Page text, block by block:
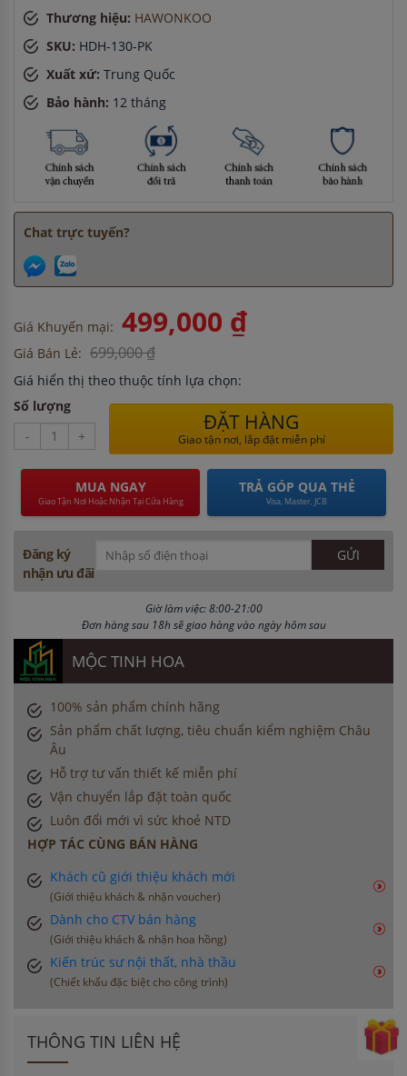
Thương hiệu: HAWONKOO
SKU: HDH-130-PK
Xuất xứ: Trung Quốc
Bảo hành: 12 tháng
Chat trực tuyến?
Giá Khuyến mại: 499,000 ₫
Giá Bán Lẻ: 699,000 ₫
Giá hiển thị theo thuộc tính lựa chọn:
Số lượng
-
+
ĐẶT HÀNG
Giao tận nơi, lắp đặt miễn phí
MUA NGAY
Giao Tận Nơi Hoặc Nhận Tại Cửa Hàng
TRẢ GÓP QUA THẺ
Visa, Master, JCB
Đăng ký
nhận ưu đãi
Giờ làm việc: 8:00-21:00
Đơn hàng sau 18h sẽ giao hàng vào ngày hôm sau
MỘC TINH HOA
100% sản phẩm chính hãng
Sản phẩm chất lượng, tiêu chuẩn kiểm nghiệm Châu
Âu
Hỗ trợ tư vấn thiết kế miễn phí
Vận chuyển lắp đặt toàn quốc
Luôn đổi mới vì sức khoẻ NTD
HỢP TÁC CÙNG BÁN HÀNG
Khách cũ giới thiệu khách mới
(Giới thiệu khách & nhận voucher)
Dành cho CTV bán hàng
(Giới thiệu khách & nhận hoa hồng)
Kiến trúc sư nội thất, nhà thầu
(Chiết khấu đặc biệt cho công trình)
THÔNG TIN LIÊN HỆ